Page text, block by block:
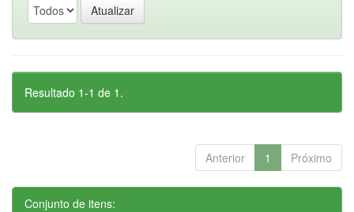
Resultado 1-1 de 1.
Anterior 1 Próximo
Conjunto de itens: